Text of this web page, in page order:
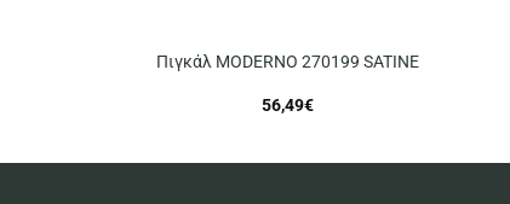
Πιγκάλ MODERNO 270199 SATINE
56,49€